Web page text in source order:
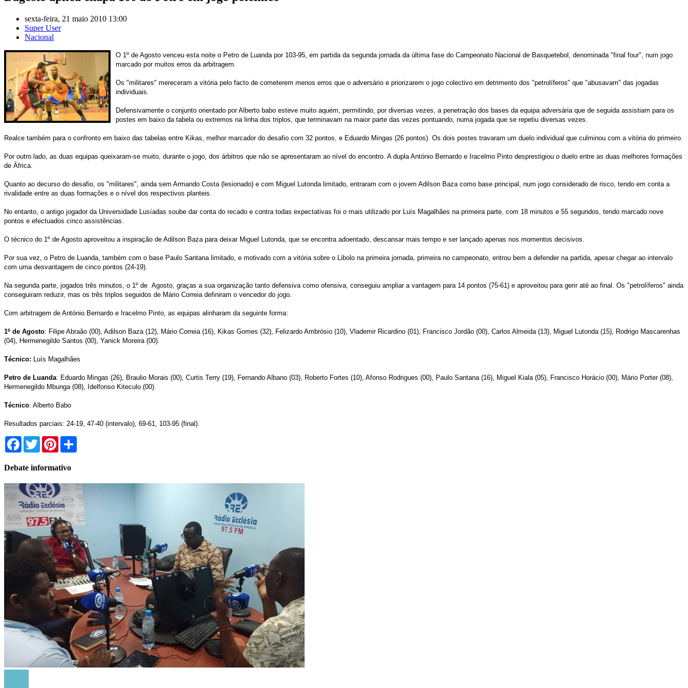
sexta-feira, 21 maio 2010 13:00
Super User
Nacional
O 1º de Agosto venceu esta noite o Petro de Luanda por 103-95, em partida da segunda jornada da última fase do Campeonato Nacional de Basquetebol, denominada "final four", num jogo
marcado por muitos erros da arbitragem.
Os "militares" mereceram a vitória pelo facto de cometerem menos erros que o adversário e priorizarem o jogo colectivo em detrimento dos "petrolíferos" que "abusavam" das jogadas
individuais.
Defensivamente o conjunto orientado por Alberto babo esteve muito aquém, permitindo, por diversas vezes, a penetração dos bases da equipa adversária que de seguida assistiam para os
postes em baixo da tabela ou extremos na linha dos triplos, que terminavam na maior parte das vezes pontuando, numa jogada que se repetiu diversas vezes.
Realce também para o confronto em baixo das tabelas entre Kikas, melhor marcador do desafio com 32 pontos, e Eduardo Mingas (26 pontos). Os dois postes travaram um duelo individual que culminou com a vitória do primeiro.
Por outro lado, as duas equipas queixaram-se muito, durante o jogo, dos árbitros que não se apresentaram ao nível do encontro. A dupla António Bernardo e Iracelmo Pinto desprestigiou o duelo entre as duas melhores formações
de África.
Quanto ao decurso do desafio, os "militares", ainda sem Armando Costa (lesionado) e com Miguel Lutonda limitado, entraram com o jovem Adilson Baza como base principal, num jogo considerado de risco, tendo em conta a
rivalidade entre as duas formações e o nível dos respectivos planteis.
No entanto, o antigo jogador da Universidade Lusíadas soube dar conta do recado e contra todas expectativas foi o mais utilizado por Luís Magalhães na primeira parte, com 18 minutos e 55 segundos, tendo marcado nove
pontos e efectuados cinco assistências.
O técnico do 1º de Agosto aproveitou a inspiração de Adilson Baza para deixar Miguel Lutonda, que se encontra adoentado, descansar mais tempo e ser lançado apenas nos momentos decisivos.
Por sua vez, o Petro de Luanda, também com o base Paulo Santana limitado, e motivado com a vitória sobre o Libolo na primeira jornada, primeira no campeonato, entrou bem a defender na partida, apesar chegar ao intervalo
com uma desvantagem de cinco pontos (24-19).
Na segunda parte, jogados três minutos, o 1º de Agosto, graças a sua organização tanto defensiva como ofensiva, conseguiu ampliar a vantagem para 14 pontos (75-61) e aproveitou para gerir até ao final. Os "petrolíferos" ainda
conseguiram reduzir, mas os três triplos seguidos de Mário Correia definiram o vencedor do jogo.
Com arbitragem de António Bernardo e Iracelmo Pinto, as equipas alinharam da seguinte forma:
1º de Agosto: Filipe Abraão (00), Adilson Baza (12), Mário Correia (16), Kikas Gomes (32), Felizardo Ambrósio (10), Vlademir Ricardino (01), Francisco Jordão (00), Carlos Almeida (13), Miguel Lutonda (15), Rodrigo Mascarenhas
(04), Hermenegildo Santos (00), Yanick Moreira (00).
Técnico: Luís Magalhães
Petro de Luanda: Eduardo Mingas (26), Braulio Morais (00), Curtis Terry (19), Fernando Albano (03), Roberto Fortes (10), Afonso Rodrigues (00), Paulo Santana (16), Miguel Kiala (05), Francisco Horácio (00), Mário Porter (08),
Hermenegildo Mbunga (08), Idelfonso Kiteculo (00).
Técnico: Alberto Babo
Resultados parciais: 24-19, 47-40 (intervalo), 69-61, 103-95 (final).
Facebook
TwitterPinterest
Debate informativo